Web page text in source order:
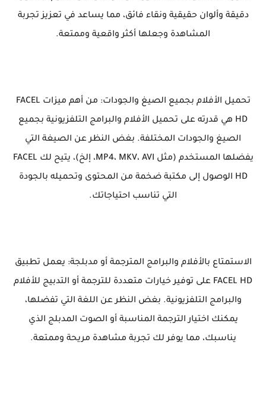
دقيقة وألوان حقيقية ونقاء فائق، مما يساعد في تعزيز تجربة
المشاهدة وجعلها أكثر واقعية وممتعة.
تحميل الأفلام بجميع الصيغ والجودات: من أهم ميزات FACEL
HD هي قدرته على تحميل الأفلام والبرامج التلفزيونية بجميع
الصيغ والجودات المختلفة. بغض النظر عن الصيغة التي
يفضلها المستخدم (مثل MP4، MKV، AVI، إلخ)، يتيح لك FACEL
HD الوصول إلى مكتبة ضخمة من المحتوى وتحميله بالجودة
التي تناسب احتياجاتك.
الاستمتاع بالأفلام والبرامج المترجمة أو مدبلجة: يعمل تطبيق
FACEL HD على توفير خيارات متعددة للترجمة أو التدبيج للأفلام
والبرامج التلفزيونية. بغض النظر عن اللغة التي تفضلها،
يمكنك اختيار الترجمة المناسبة أو الصوت المدبلج الذي
يناسبك، مما يوفر لك تجربة مشاهدة مريحة وممتعة.